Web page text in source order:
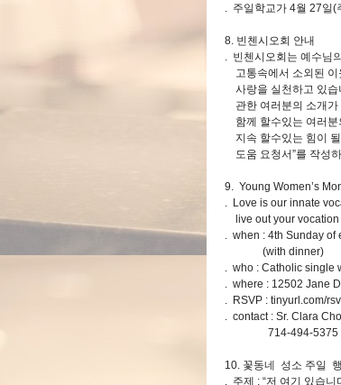
. 주일학교가 4월 27일(
8. 빈첸시오회 안내
. 빈첸시오회는 예수님
고통속에서 소외된 이
사랑을 실천하고 있습
관한 여러분의 소개가
함께 할수있는 여러분
지속 할수있는 힘이
도움 요청서”를 작성
9. Young Women’s
. Love is our innate
live out your vocation
. when : 4th Sunday of
(with dinner)
. who : Catholic single
. where : 12502 Jane
. RSVP : tinyurl.com/
. contact : Sr. Clara
714-494-5375
10. 꽃동네 성소 주일
. 주제 : “저 여기 있습